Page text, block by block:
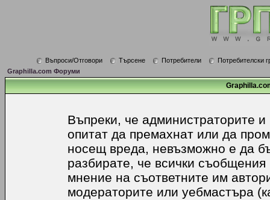
Въпроси/Отговори Търсене Потребители
Потребителски
Graphilla.com Форуми
Въпреки, че администраторите
опитат да премахнат или да
носещ вреда, невъзможно е да
разбирате, че всички
мнение на съответните им
модераторите или уебмастъра